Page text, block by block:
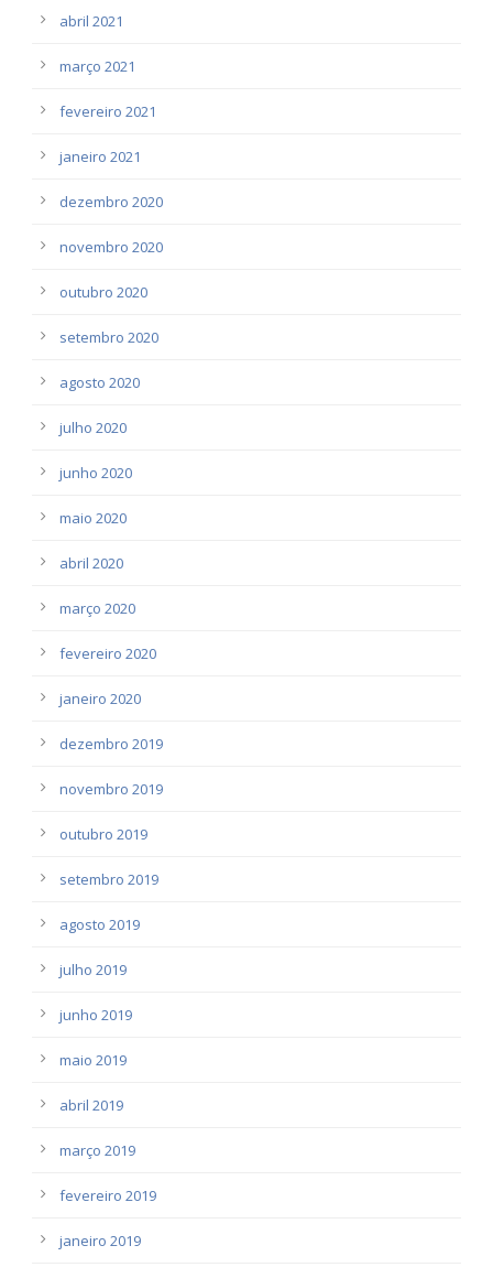
abril 2021
março 2021
fevereiro 2021
janeiro 2021
dezembro 2020
novembro 2020
outubro 2020
setembro 2020
agosto 2020
julho 2020
junho 2020
maio 2020
abril 2020
março 2020
fevereiro 2020
janeiro 2020
dezembro 2019
novembro 2019
outubro 2019
setembro 2019
agosto 2019
julho 2019
junho 2019
maio 2019
abril 2019
março 2019
fevereiro 2019
janeiro 2019